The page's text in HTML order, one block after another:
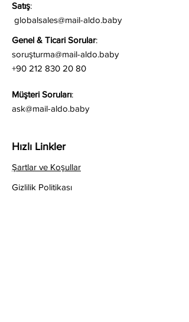
Satış:
globalsales@mail-aldo.baby
Genel & Ticari Sorular:
soruşturma@mail-aldo.baby
+90 212 830 20 80
Müşteri Soruları:
ask@mail-aldo.baby
Hızlı Linkler
Şartlar ve Koşullar
Gizlilik Politikası